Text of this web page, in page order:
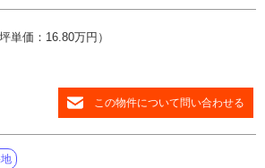
単価：16.80万円）
この物件について問い合わせる